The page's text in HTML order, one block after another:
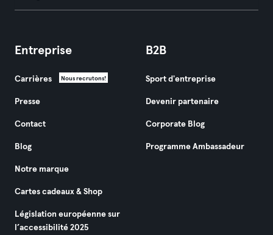
Entreprise
Carrières Nous recrutons!
Presse
Contact
Blog
Notre marque
Cartes cadeaux & Shop
Législation européenne sur
l’accessibilité 2025
B2B
Sport d'entreprise
Devenir partenaire
Corporate Blog
Programme Ambassadeur